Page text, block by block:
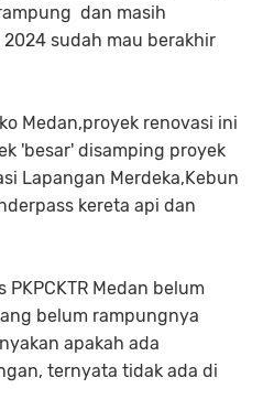
dan masih
sudah mau berakhir
Medan,proyek renovasi ini
'besar' disamping proyek
Lapangan Merdeka,Kebun
kereta api dan
Medan belum
belum rampungnya
apakah ada
ternyata tidak ada di